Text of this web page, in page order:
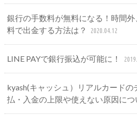
銀行の手数料が無料になる！時間
料で出金する方法は？
2020.04.12
LINE PAYで銀行振込が可能に！
kyash(キャッシュ）リアルカードの
払・入金の上限や使えない原因につ